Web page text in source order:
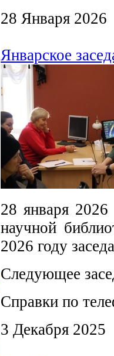
28 Января 2026
Январское
28 января 2026
научной
2026 году
Следующее
Справки по
3 Декабря 2025